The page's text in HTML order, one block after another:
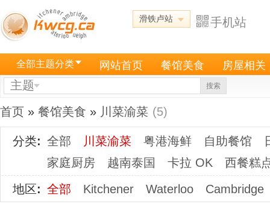
滑铁卢站 手机站
全部主题分类 网站首页 餐馆美食 房屋相关
主题 搜索
首页 » 餐馆美食 » 川菜渝菜 (5)
分类: 全部 川菜渝菜 粤港海鲜 自助餐馆
家庭厨房
越南泰国 卡拉 OK
西餐糕
地区: 全部 Kitchener Waterloo Cambridge